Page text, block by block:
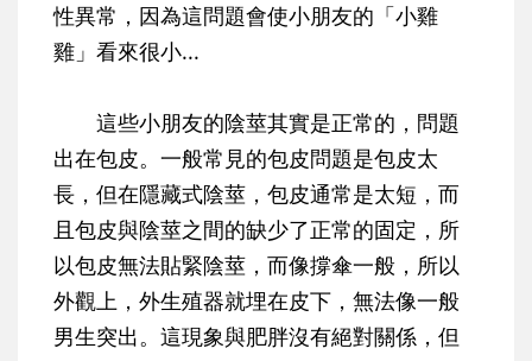
性異常，因為這問題會使小朋友的「小雞
雞」看來很小...
這些小朋友的陰莖其實是正常的，問題
出在包皮。一般常見的包皮問題是包皮太
長，但在隱藏式陰莖，包皮通常是太短，而
且包皮與陰莖之間的缺少了正常的固定，所
以包皮無法貼緊陰莖，而像撐傘一般，所以
外觀上，外生殖器就埋在皮下，無法像一般
男生突出。這現象與肥胖沒有絕對關係，但